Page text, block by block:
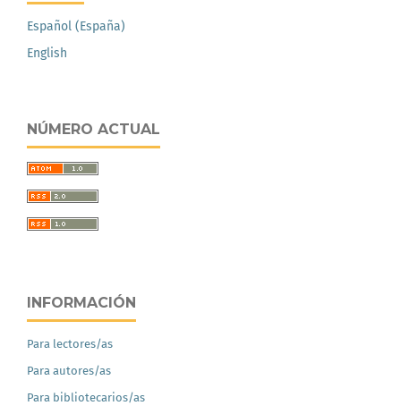
Español (España)
English
NÚMERO ACTUAL
INFORMACIÓN
Para lectores/as
Para autores/as
Para bibliotecarios/as